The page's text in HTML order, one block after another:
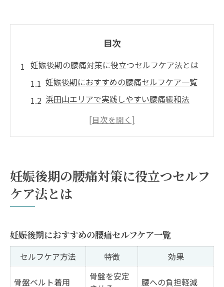
目次
妊娠後期の腰痛対策に役立つセルフケア法とは
妊娠後期におすすめの腰痛セルフケア一覧
浜田山エリアで実践しやすい腰痛緩和法
腰痛対策を続けるコツと注意ポイント
ージの選び方
浜田山周辺のマタニティマッサージ比較表
腰痛緩和に効果的なマッサージの選び方
整体とマッサージの違いと選び方ガイド
口コミでわかるマタニティマッサージの特
徴
妊娠後期の腰痛対策に役立つセルフ
ケア法とは
妊娠後期におすすめの腰痛セルフケア一覧
セルフケア方法 特徴 効果
骨盤ベルト着用
骨盤を安定
腰への負担軽減